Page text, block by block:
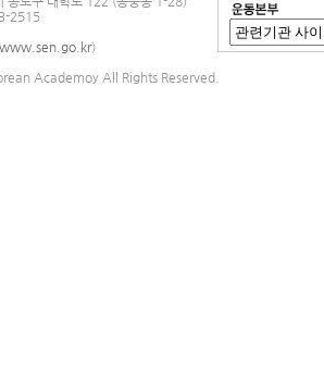
2515
www.sen.go.kr)
Academoy All Rights Reserved.